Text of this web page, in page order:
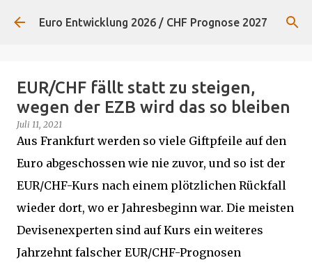
Direkt zum Hauptbereich
Euro Entwicklung 2026 / CHF Prognose 2027
EUR/CHF fällt statt zu steigen,
wegen der EZB wird das so bleiben
Juli 11, 2021
Aus Frankfurt werden so viele Giftpfeile auf den
Euro abgeschossen wie nie zuvor, und so ist der
EUR/CHF-Kurs nach einem plötzlichen Rückfall
wieder dort, wo er Jahresbeginn war. Die meisten
Devisenexperten sind auf Kurs ein weiteres
Jahrzehnt falscher EUR/CHF-Prognosen